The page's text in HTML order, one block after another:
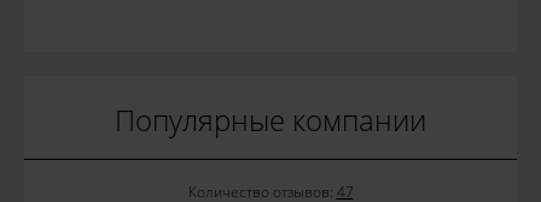
Популярные компании
Количество отзывов: 47